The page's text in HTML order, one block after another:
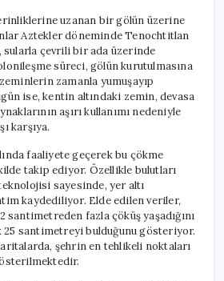
uzanan bir gölün üzerine
Aztekler döneminde Tenochtitlan
sularla çevrili bir ada üzerinde
süreci, gölün kurutulmasına
zamanla yumuşayıp
ise, kentin altındaki zemin, devasa
aşırı kullanımı nedeniyle
karşıya.
faaliyete geçerek bu çökme
takip ediyor. Özellikle bulutları
sayesinde, yer altı
kaydediliyor. Elde edilen veriler,
santimetreden fazla çöküş yaşadığını
25 santimetreyi bulduğunu gösteriyor.
haritalarda, şehrin en tehlikeli noktaları